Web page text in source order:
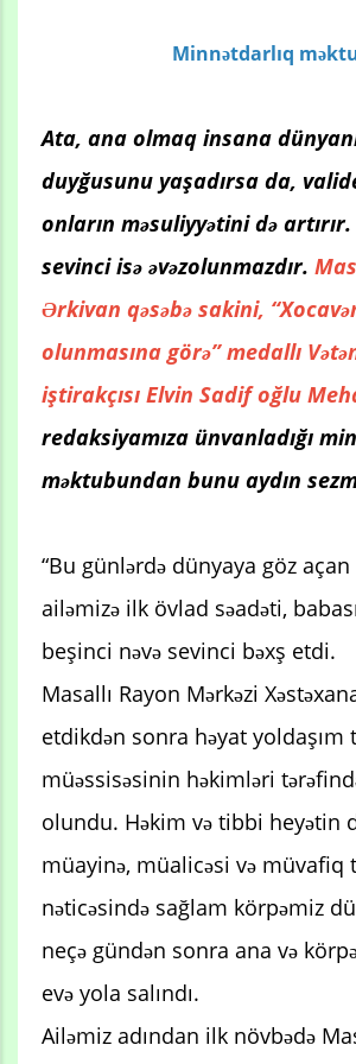
Minnətdarlıq
Ata, ana olmaq insana
duyğusunu yaşadırsa da,
onların məsuliyyətini də
sevinci isə əvəzolunmazdır.
Ərkivan qəsəbə sakini,
olunmasına görə” medallı
iştirakçısı Elvin Sadif oğlu
redaksiyamıza ünvanladığı
məktubundan bunu aydın
“Bu günlərdə dünyaya göz
ailəmizə ilk övlad səadəti,
beşinci nəvə sevinci bəxş etdi.
Masallı Rayon Mərkəzi
etdikdən sonra həyat yoldaşım
müəssisəsinin həkimləri
olundu. Həkim və tibbi heyətin
müayinə, müalicəsi və müvafiq
nəticəsində sağlam körpəmiz
neçə gündən sonra ana və
evə yola salındı.
Ailəmiz adından ilk növbədə